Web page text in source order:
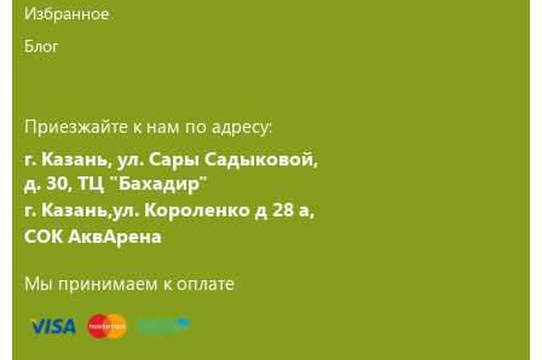
Избранное
Блог
Приезжайте к нам по адресу:
г. Казань, ул. Сары Садыковой,
д. 30, ТЦ "Бахадир"
г. Казань,ул. Короленко д 28 а,
СОК АквАрена
Мы принимаем к оплате